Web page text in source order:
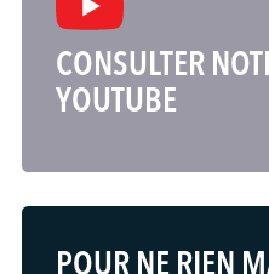
CONSULTER
YOUTUBE
POUR NE RIEN